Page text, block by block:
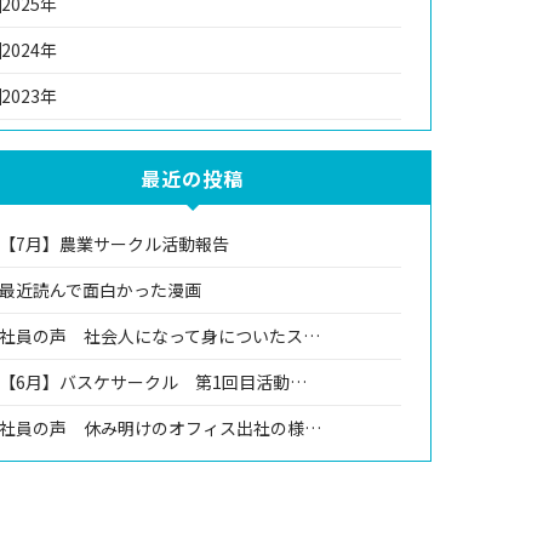
2024年
2023年
最近の投稿
7月】農業サークル活動報告
近読んで面白かった漫画
員の声 社会人になって身についたス…
6月】バスケサークル 第1回目活動…
員の声 休み明けのオフィス出社の様…